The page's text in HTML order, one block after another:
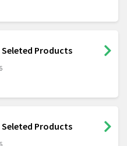
Seleted Products
Seleted Products